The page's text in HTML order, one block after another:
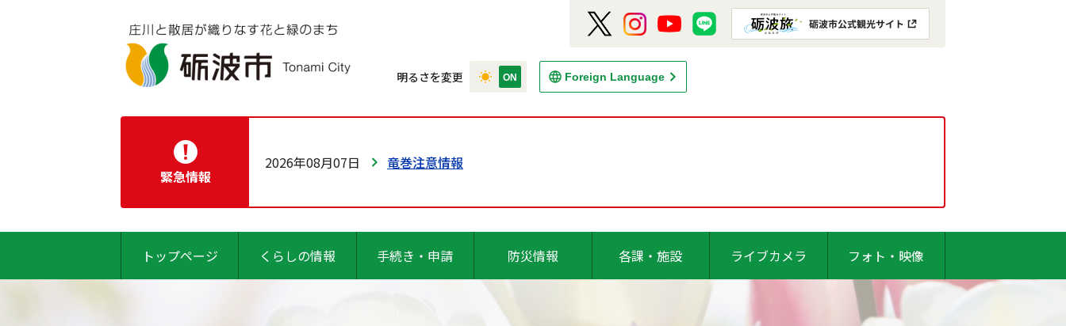
明るさを変更 Foreign Language
緊急情報
2026年08月07日 竜巻注意情報
トップページ くらしの情報 手続き・申請 防災情報 各課・施設 ライブカメラ フォト・映像